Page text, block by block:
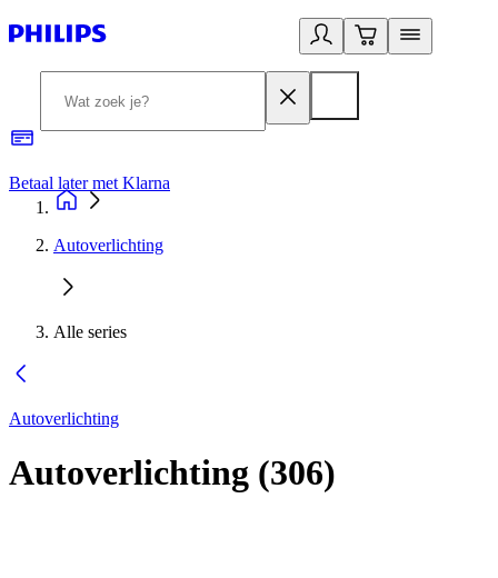
Betaal later met Klarna
Autoverlichting
Alle series
Autoverlichting
Autoverlichting (306)